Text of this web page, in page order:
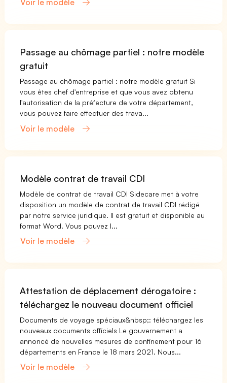
Voir le modèle
Passage au chômage partiel : notre modèle
gratuit
Passage au chômage partiel : notre modèle gratuit Si
vous êtes chef d'entreprise et que vous avez obtenu
l'autorisation de la préfecture de votre département,
vous pouvez faire effectuer des trava...
Voir le modèle
Modèle contrat de travail CDI
Modèle de contrat de travail CDI Sidecare met à votre
disposition un modèle de contrat de travail CDI rédigé
par notre service juridique. Il est gratuit et disponible au
format Word. Vous pouvez l...
Voir le modèle
Attestation de déplacement dérogatoire :
téléchargez le nouveau document officiel
Documents de voyage spéciaux&nbsp;: téléchargez les
nouveaux documents officiels Le gouvernement a
annoncé de nouvelles mesures de confinement pour 16
départements en France le 18 mars 2021. Nous...
Voir le modèle